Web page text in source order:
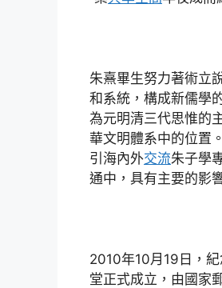
朱熹畢生努力著術立
和系統，構成新儒學
為元明清三代思惟的
華文明體系中的位置
引海內外交流朱子學
通中，具有主要的影
2010年10月19日，
堂正式成立，由國家